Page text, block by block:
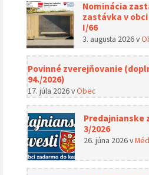
Nominácia
zastávka v
I/66
3. augusta 2026v
Povinné zverejňovanie
94./2026)
17. júla 2026vObec
Predajnianske
3/2026
26. júna 2026v